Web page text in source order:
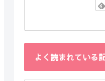
よく読まれている